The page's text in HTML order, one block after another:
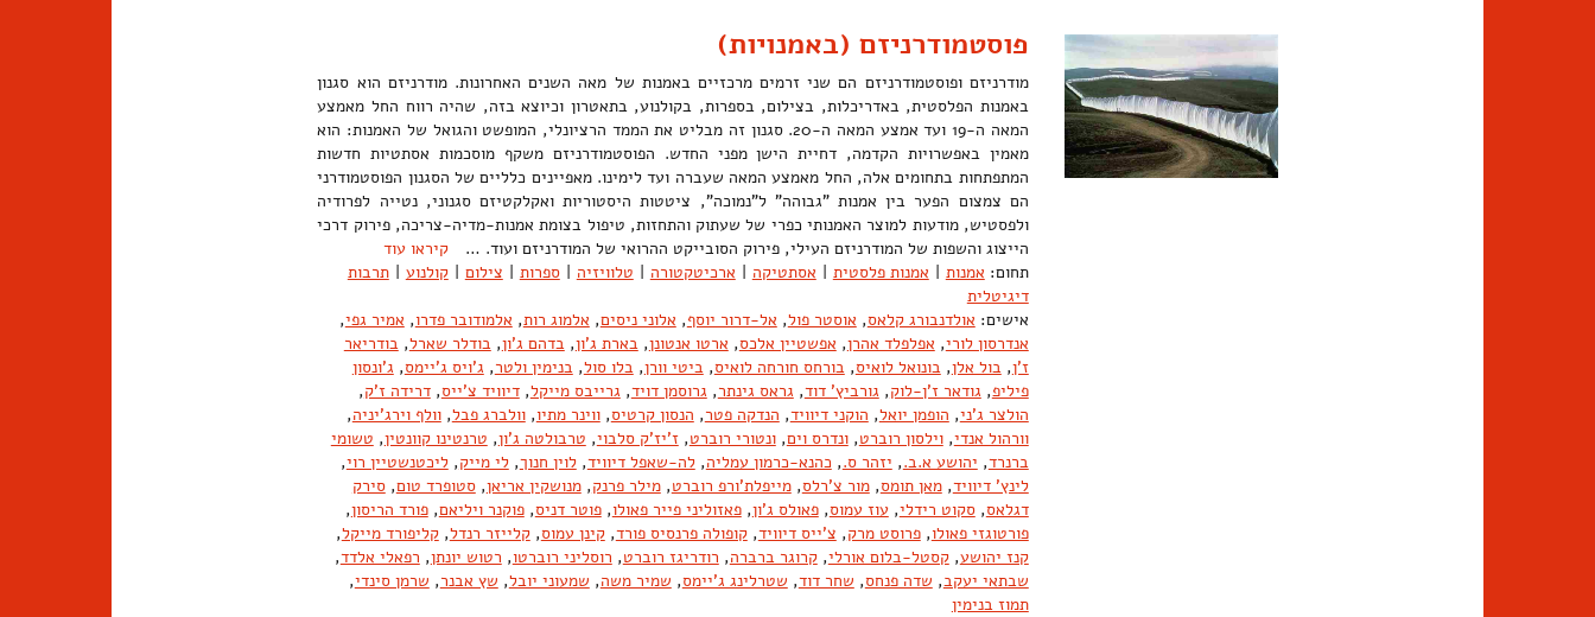
פוסטמודרניזם (באמנויות)
מודרניזם ופוסטמודרניזם הם שני זרמים מרכזיים באמנות של מאה השנים האחרונות. מודרניזם הוא סגנון
באמנות הפלסטית, באדריכלות, בצילום, בספרות, בקולנוע, בתאטרון וכיוצא בזה, שהיה רווח החל מאמצע
המאה ה-19 ועד אמצע המאה ה-20. סגנון זה מבליט את הממד הרציונלי, המופשט והגואל של האמנות: הוא
מאמין באפשרויות הקדמה, דחיית הישן מפני החדש. הפוסטמודרניזם משקף מוסכמות אסתטיות חדשות
המתפתחות בתחומים אלה, החל מאמצע המאה שעברה ועד לימינו. מאפיינים כלליים של הסגנון הפוסטמודרני
הם צמצום הפער בין אמנות "גבוהה" ל"נמוכה", ציטטות היסטוריות ואקלקטיזם סגנוני, נטייה לפרודיה
ולפסטיש, מודעות למוצר האמנותי כפרי של שעתוק והתחזות, טיפול בצומת אמנות-מדיה-צריכה, פירוק דרכי
הייצוג והשפות של המודרניזם העילי, פירוק הסובייקט ההרואי של המודרניזם ועוד. …קיראו עוד
תחום: אמנות | אמנות פלסטית | אסתטיקה | ארכיטקטורה | טלוויזיה | ספרות | צילום | קולנוע | תרבות
דיגיטלית
אישים: אולדנבורג קלאס, אוסטר פול, אל-דרור יוסף, אלוני ניסים, אלמוג רות, אלמודובר פדרו, אמיר גפי,
אנדרסון לורי, אפלפלד אהרן, אפשטיין אלכס, ארטו אנטונן,בארת ג'ון,בדהם ג'ון,בודלר שארל,בודריאר
ז'ן,בול אלן,בונואל לואיס,בורחס חורחה לואיס,ביטי וורן,בלו סול,בנימין ולטר, ג'ויס ג'יימס, ג'ונסון
פיליפ, גודאר ז'ן-לוק, גורביץ' דוד, גראס גינתר, גרוסמן דויד, גרייבס מייקל,דיוויד צ'ייס,דרידה ז'ק,
הולצר ג'ני, הופמן יואל, הוקני דיוויד, הנדקה פטר, הנסון קרטיס,ווינר מתיו,וולברג פבל,וולף וירג'יניה,
וורהול אנדי,וילסון רוברט,ונדרס וים,ונטורי רוברט,ז'יז'ק סלבוי, טרבולטה ג'ון, טרנטינו קוונטין, טשומי
ברנרד, יהושע א.ב., יזהר ס., כהנא-כרמון עמליה,לה-שאפל דיוויד,לוין חנוך,לי מייק,ליכטנשטיין רוי,
לינץ' דיוויד,מאן תומס,מור צ'רלס,מייפלת'ורפ רוברט,מילר פרנק,מנושקין אריאן,סטופרד טום,סירק
דגלאס,סקוט רידלי,עוז עמוס,פאולס ג'ון,פאזוליני פייר פאולו,פוטר דניס,פוקנר ויליאם,פורד הריסון,
פורטוגזי פאולו,פרוסט מרק, צ'ייס דיוויד,קופולה פרנסיס פורד,קינן עמוס,קלייזר רנדל,קליפורד מייקל,
קנז יהושע,קסטל-בלום אורלי,קרוגר ברברה, רודריגז רוברט, רוסליני רוברטו, רטוש יונתן, רפאלי אלדד,
שבתאי יעקב, שדה פנחס, שחר דוד, שטרלינג ג'יימס, שמיר משה, שמעוני יובל, שץ אבנר, שרמן סינדי,
תמוז בנימין